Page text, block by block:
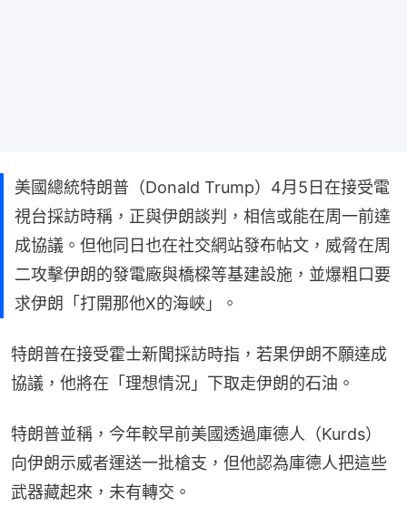
美國總統特朗普（Donald Trump）4月5日在接受電
視台採訪時稱，正與伊朗談判，相信或能在周一前達
成協議。但他同日也在社交網站發布帖文，威脅在周
二攻擊伊朗的發電廠與橋樑等基建設施，並爆粗口要
求伊朗「打開那他X的海峽」。
特朗普在接受霍士新聞採訪時指，若果伊朗不願達成
協議，他將在「理想情況」下取走伊朗的石油。
特朗普並稱，今年較早前美國透過庫德人（Kurds）
向伊朗示威者運送一批槍支，但他認為庫德人把這些
武器藏起來，未有轉交。